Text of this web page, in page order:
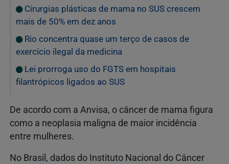
Cirurgias plásticas de mama no SUS crescem
mais de 50% em dez anos
Rio concentra quase um terço de casos de
exercício ilegal da medicina
Lei prorroga uso do FGTS em hospitais
filantrópicos ligados ao SUS
De acordo com a Anvisa, o câncer de mama figura
como a neoplasia maligna de maior incidência
entre mulheres.
No Brasil, dados do Instituto Nacional do Câncer